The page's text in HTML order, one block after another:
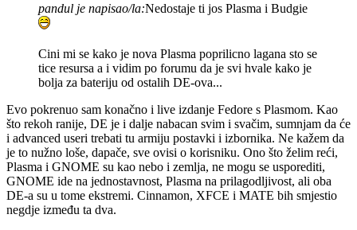
pandul je napisao/la:Nedostaje ti jos Plasma i Budgie
Cini mi se kako je nova Plasma poprilicno lagana sto se
tice resursa a i vidim po forumu da je svi hvale kako je
bolja za bateriju od ostalih DE-ova...
Evo pokrenuo sam konačno i live izdanje Fedore s Plasmom. Kao
što rekoh ranije, DE je i dalje nabacan svim i svačim, sumnjam da će
i advanced useri trebati tu armiju postavki i izbornika. Ne kažem da
je to nužno loše, dapače, sve ovisi o korisniku. Ono što želim reći,
Plasma i GNOME su kao nebo i zemlja, ne mogu se usporediti,
GNOME ide na jednostavnost, Plasma na prilagodljivost, ali oba
DE-a su u tome ekstremi. Cinnamon, XFCE i MATE bih smjestio
negdje između ta dva.